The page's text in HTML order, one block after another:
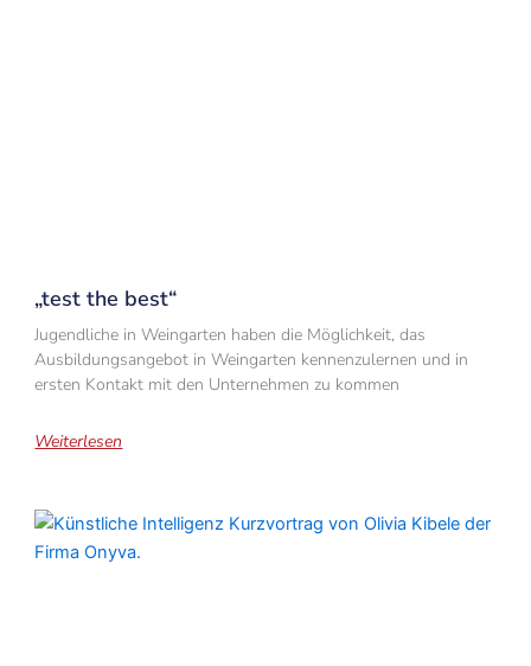
„test the best“
Jugendliche in Weingarten haben die Möglichkeit, das
Ausbildungsangebot in Weingarten kennenzulernen und in
ersten Kontakt mit den Unternehmen zu kommen
Weiterlesen